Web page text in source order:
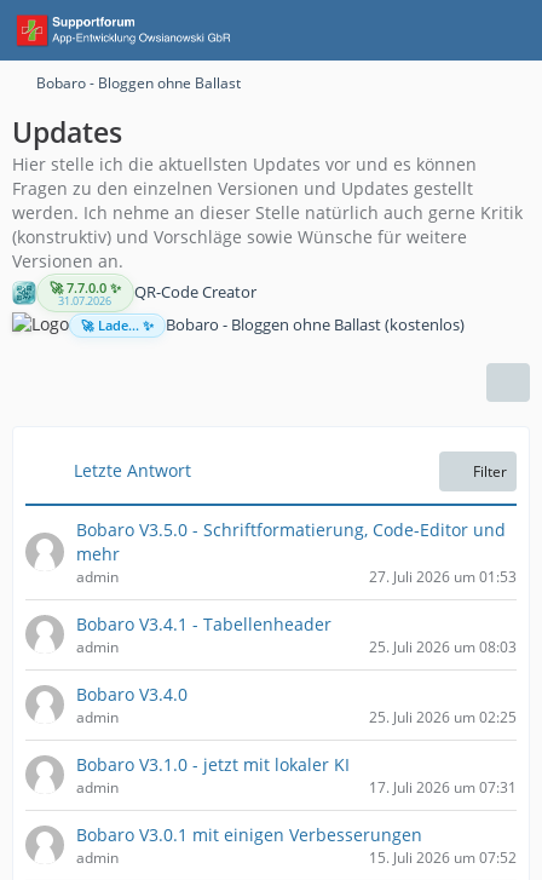
Bobaro - Bloggen ohne Ballast
Updates
Hier stelle ich die aktuellsten Updates vor und es können
Fragen zu den einzelnen Versionen und Updates gestellt
werden. Ich nehme an dieser Stelle natürlich auch gerne Kritik
(konstruktiv) und Vorschläge sowie Wünsche für weitere
Versionen an.
🚀 7.7.0.0 ✨
31.07.2026 QR-Code Creator
🚀 Lade... ✨ Bobaro - Bloggen ohne Ballast (kostenlos)
Letzte Antwort Filter
Bobaro V3.5.0 - Schriftformatierung, Code-Editor und
mehr
admin 27. Juli 2026 um 01:53
Bobaro V3.4.1 - Tabellenheader
admin 25. Juli 2026 um 08:03
Bobaro V3.4.0
admin 25. Juli 2026 um 02:25
Bobaro V3.1.0 - jetzt mit lokaler KI
admin 17. Juli 2026 um 07:31
Bobaro V3.0.1 mit einigen Verbesserungen
admin 15. Juli 2026 um 07:52